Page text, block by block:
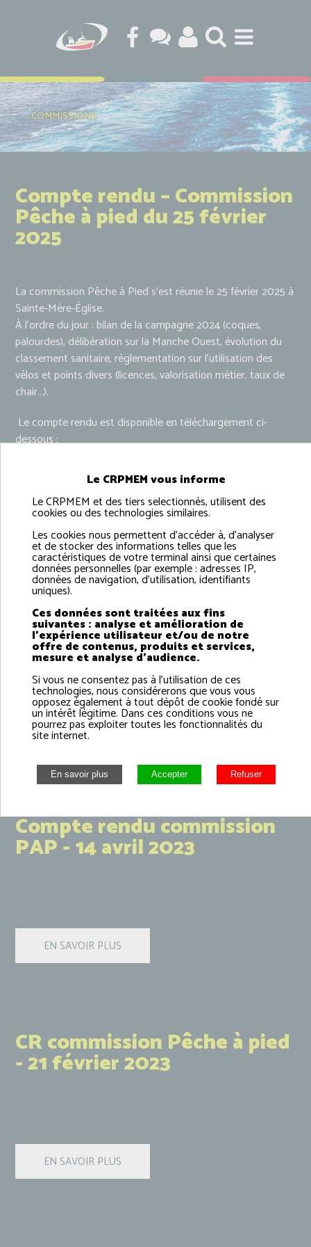
COMMISSIONS
Compte rendu – Commission
Pêche à pied du 25 février
2025
La commission Pêche à Pied s’est réunie le 25 février 2025 à
Sainte-Mère-Église.
À l’ordre du jour : bilan de la campagne 2024 (coques,
palourdes), délibération sur la Manche Ouest, évolution du
classement sanitaire, réglementation sur l’utilisation des
vélos et points divers (licences, valorisation métier, taux de
chair...).
Le compte rendu est disponible en téléchargement ci-
dessous :
Compte rendu commission
PAP - 20 février 2024
Compte rendu commission
PAP - 14 avril 2023
CR commission Pêche à pied
- 21 février 2023
Le CRPMEM vous informe
Le CRPMEM et des tiers selectionnés, utilisent des
cookies ou des technologies similaires.
Les cookies nous permettent d'accéder à, d'analyser
et de stocker des informations telles que les
caractéristiques de votre terminal ainsi que certaines
données personnelles (par exemple : adresses IP,
données de navigation, d'utilisation, identifiants
uniques).
Ces données sont traitées aux fins
suivantes : analyse et amélioration de
l'expérience utilisateur et/ou de notre
offre de contenus, produits et services,
mesure et analyse d'audience.
Si vous ne consentez pas à l'utilisation de ces
technologies, nous considérerons que vous vous
opposez également à tout dépôt de cookie fondé sur
un intérêt légitime. Dans ces conditions vous ne
pourrez pas exploiter toutes les fonctionnalités du
site internet.